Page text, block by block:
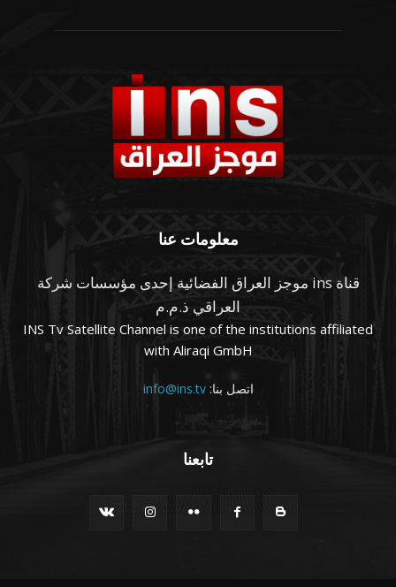
معلومات عنا
قناة ins موجز العراق الفضائية إحدى مؤسسات شركة
العراقي ذ.م.م
INS Tv Satellite Channel is one of the institutions affiliated
with Aliraqi GmbH
اتصل بنا:info@ins.tv
تابعنا